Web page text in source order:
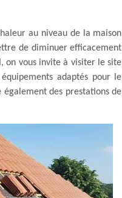
au niveau de la maison
de diminuer efficacement
on vous invite à visiter le site
adaptés pour le
des prestations de